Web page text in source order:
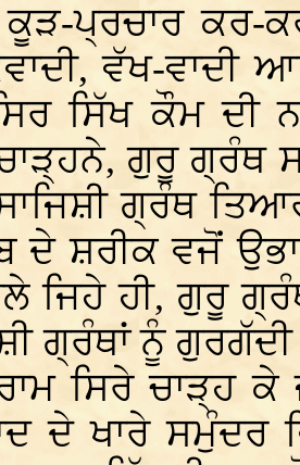
ਕੂੜ-ਪ੍ਰਚਾਰ
ਵੱਖ-ਵਾਦੀ
ਸਿੱਖ ਕੌਮ ਦੀ
ਗੁਰੂ ਗ੍ਰੰਥ
ਗ੍ਰੰਥ
ਦੇ ਸ਼ਰੀਕ ਵਜੋਂ
ਜਿਹੇ ਹੀ, ਗੁਰੂ
ਗ੍ਰੰਥਾਂ ਨੂੰ
ਸਿਰੇ ਚਾੜ੍ਹ
ਦੇ ਖਾਰੇ ਸਮੁੰਦਰ